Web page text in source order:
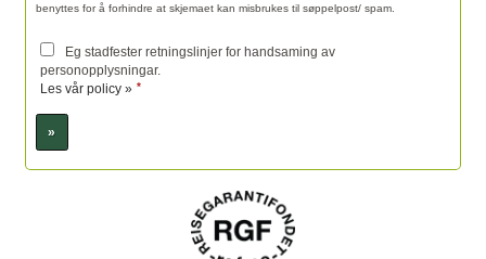
benyttes for å forhindre at skjemaet kan misbrukes til søppelpost/ spam.
Eg stadfester retningslinjer for handsaming av
personopplysningar.
Les vår policy » *
Sosiale medier